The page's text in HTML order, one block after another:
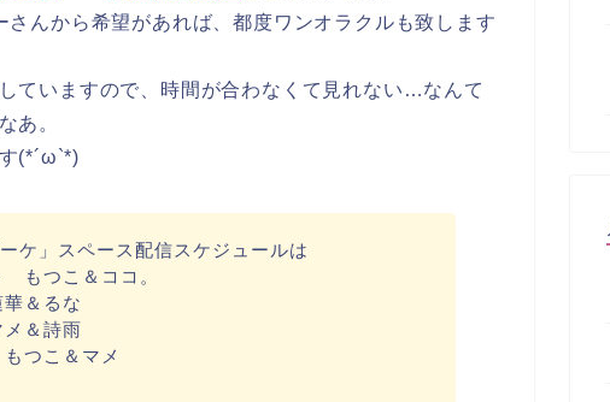
んから希望があれば、都度ワンオラクルも致します
ていますので、時間が合わなくて見れない…なんて
あ。
(*´ω`*)
ケ」スペース配信スケジュールは
もつこ＆ココ。
＆るな
＆詩雨
つこ＆マメ